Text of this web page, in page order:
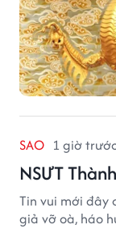
SAO 1 giờ
NSƯT
Tin vui mới đây
giả vỡ oà, háo